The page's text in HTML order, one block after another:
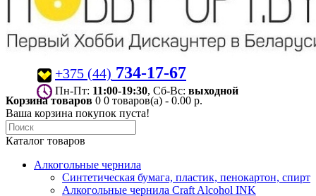
+375 (44) 734-17-67
Пн-Пт: 11:00-19:30 , Сб-Вс: выходной
Корзина товаров 0 0 товаров(а) - 0.00 р.
Ваша корзина покупок пуста!
Каталог товаров
Алкогольные чернила
Синтетическая бумага, пластик, пенокартон, спирт
Алкогольные чернила Craft Alcohol INK